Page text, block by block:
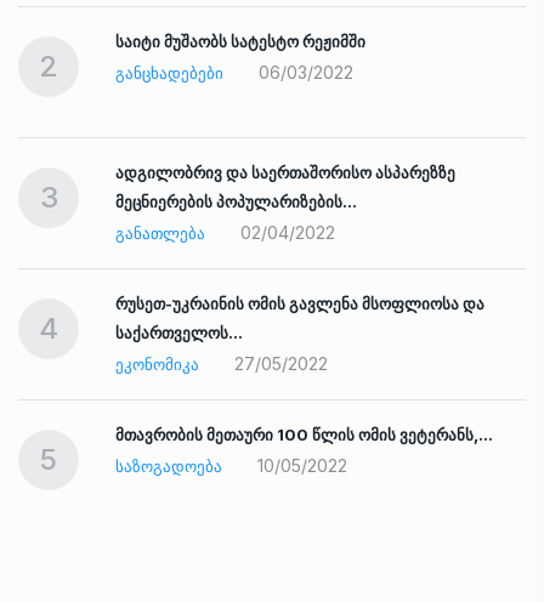
2
საიტი მუშაობს სატესტო რეჟიმში
ᲒᲐᲜᲪᲮᲐᲓᲔᲑᲔᲑᲘ
06/03/2022
3
ადგილობრივ და საერთაშორისო ასპარეზზე
მეცნიერების პოპულარიზების…
ᲒᲐᲜᲐᲗᲚᲔᲑᲐ
02/04/2022
4
რუსეთ-უკრაინის ომის გავლენა მსოფლიოსა და
საქართველოს…
ᲔᲙᲝᲜᲝᲛᲘᲙᲐ
27/05/2022
5
მთავრობის მეთაური 100 წლის ომის ვეტერანს,…
ᲡᲐᲖᲝᲒᲐᲓᲝᲔᲑᲐ
10/05/2022